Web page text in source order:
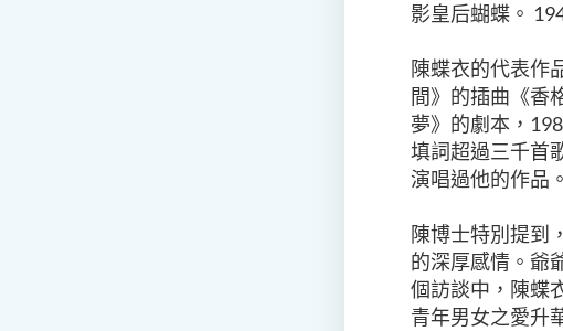
影皇后蝴蝶。
陳蝶衣的代表作
間》的插曲《香
夢》的劇本，
填詞超過三千首
演唱過他的作品。
陳博士特別提到
的深厚感情。爺
個訪談中，陳蝶
青年男女之愛升